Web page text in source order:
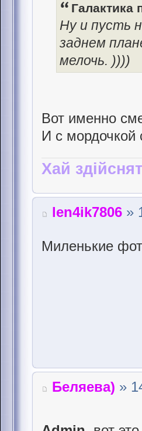
Галактика
Ну и пусть
заднем
мелочь. ))))
Вот именно
И с мордочкой
Хай
len4ik7806 »
Миленькие
Беляева) »